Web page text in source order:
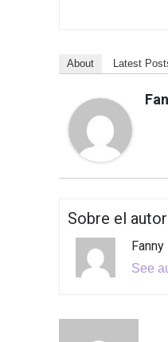
About Latest
Sobre el
See